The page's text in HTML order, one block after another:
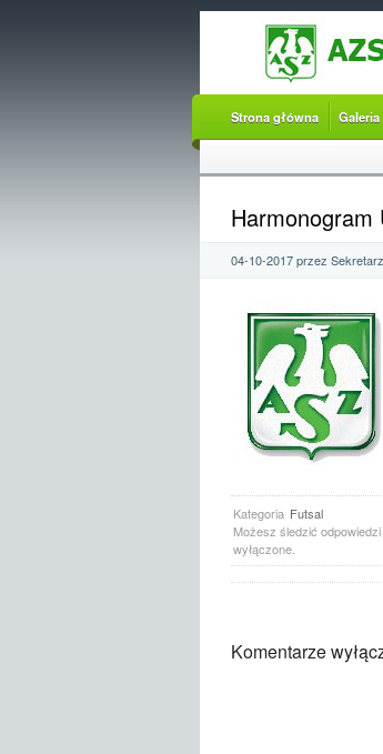
Strona główna Galeria
Harmonogram
04-10-2017 przez
Kategoria Futsal
Możesz śledzić
wyłączone.
Komentarze